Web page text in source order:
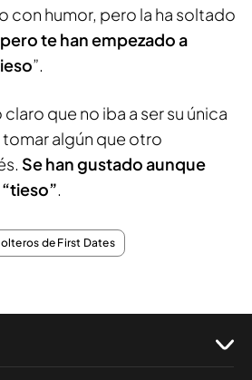
con humor, pero la ha soltado
te han empezado a
”.
que no iba a ser su única
tomar algún que otro
Se han gustado aunque
.
de First Dates